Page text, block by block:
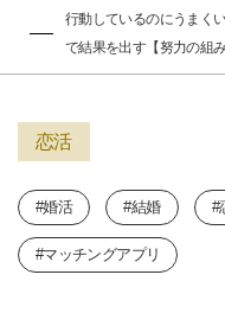
行動しているのにうまく
で結果を出す【努力の組み
恋活
#婚活 #結婚 #
#マッチングアプリ